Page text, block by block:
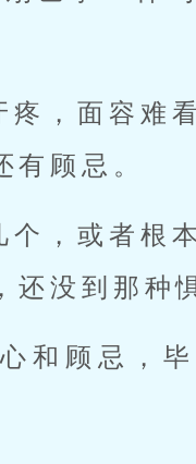
，面容难
顾忌。
，或者根
没到那种
和顾忌，